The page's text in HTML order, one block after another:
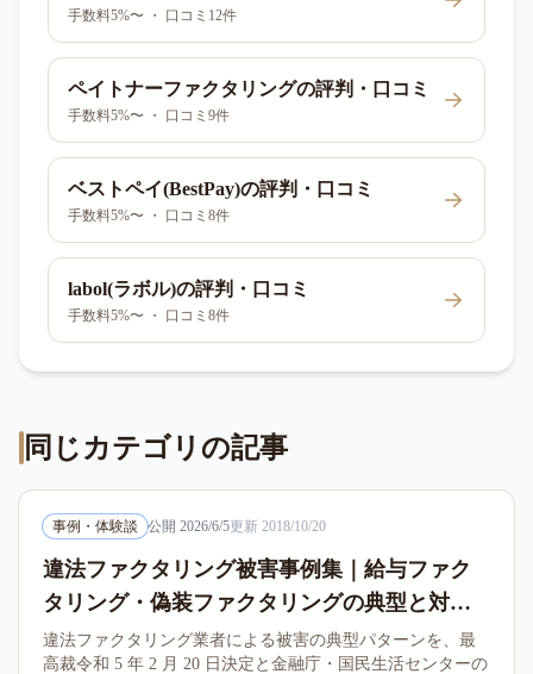
手数料5%〜 ・ 口コミ12件
ペイトナーファクタリングの評判・口コミ
手数料5%〜 ・ 口コミ9件
ベストペイ(BestPay)の評判・口コミ
手数料5%〜 ・ 口コミ8件
labol(ラボル)の評判・口コミ
手数料5%〜 ・ 口コミ8件
同じカテゴリの記事
事例・体験談 公開 2026/6/5更新 2018/10/20
違法ファクタリング被害事例集｜給与ファク
タリング・偽装ファクタリングの典型と対処
手順
違法ファクタリング業者による被害の典型パターンを、最
高裁令和 5 年 2 月 20 日決定と金融庁・国民生活センターの